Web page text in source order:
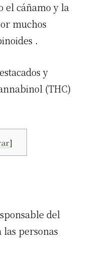
el cáñamo y la
muchos
.
y
(THC)
]
del
personas